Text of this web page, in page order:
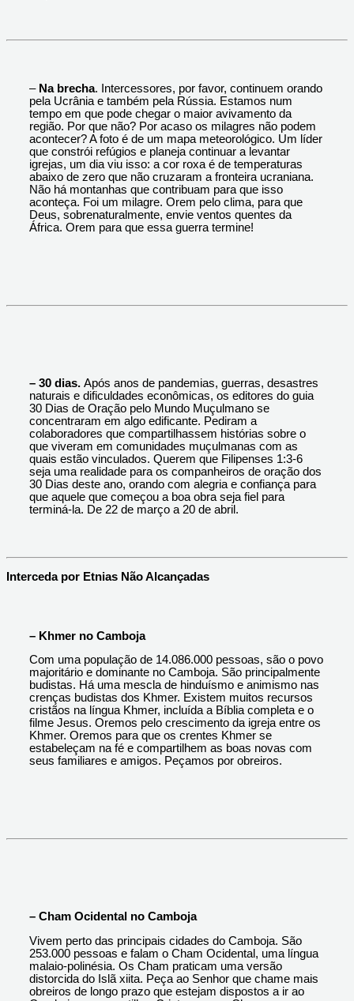
–Na brecha. Intercessores, por favor, continuem orando
pela Ucrânia e também pela Rússia. Estamos num
tempo em que pode chegar o maior avivamento da
região. Por que não? Por acaso os milagres não podem
acontecer? A foto é de um mapa meteorológico. Um líder
que constrói refúgios e planeja continuar a levantar
igrejas, um dia viu isso: a cor roxa é de temperaturas
abaixo de zero que não cruzaram a fronteira ucraniana.
Não há montanhas que contribuam para que isso
aconteça. Foi um milagre. Orem pelo clima, para que
Deus, sobrenaturalmente, envie ventos quentes da
África. Orem para que essa guerra termine!
– 30 dias.Após anos de pandemias, guerras, desastres
naturais e dificuldades econômicas, os editores do guia
30 Dias de Oração pelo Mundo Muçulmano se
concentraram em algo edificante. Pediram a
colaboradores que compartilhassem histórias sobre o
que viveram em comunidades muçulmanas com as
quais estão vinculados. Querem que Filipenses 1:3-6
seja uma realidade para os companheiros de oração dos
30 Dias deste ano, orando com alegria e confiança para
que aquele que começou a boa obra seja fiel para
terminá-la. De 22 de março a 20 de abril.
Interceda por Etnias Não Alcançadas
– Khmer no Camboja
Com uma população de 14.086.000 pessoas, são o povo
majoritário e dominante no Camboja. São principalmente
budistas. Há uma mescla de hinduísmo e animismo nas
crenças budistas dos Khmer. Existem muitos recursos
cristãos na língua Khmer, incluída a Bíblia completa e o
filme Jesus. Oremos pelo crescimento da igreja entre os
Khmer. Oremos para que os crentes Khmer se
estabeleçam na fé e compartilhem as boas novas com
seus familiares e amigos. Peçamos por obreiros.
– Cham Ocidental no Camboja
Vivem perto das principais cidades do Camboja. São
253.000 pessoas e falam o Cham Ocidental, uma língua
malaio-polinésia. Os Cham praticam uma versão
distorcida do Islã xiita. Peça ao Senhor que chame mais
obreiros de longo prazo que estejam dispostos a ir ao